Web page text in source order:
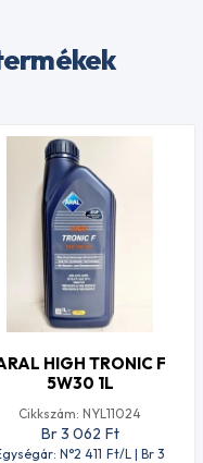
HIGH TRONIC F
5W30 1L
Cikkszám: NYL11024
Br 3 062 Ft
N°2 411 Ft/L | Br 3